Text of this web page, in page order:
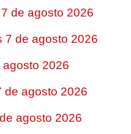
de agosto 2026
7 de agosto 2026
2026
de agosto 2026
agosto 2026